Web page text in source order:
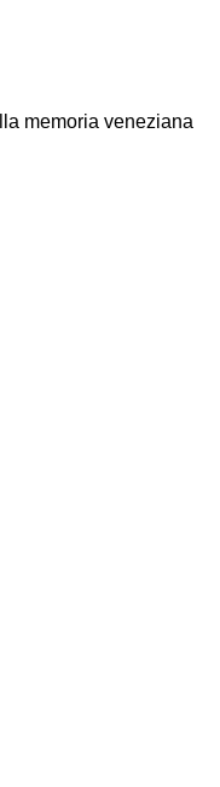
memoria veneziana